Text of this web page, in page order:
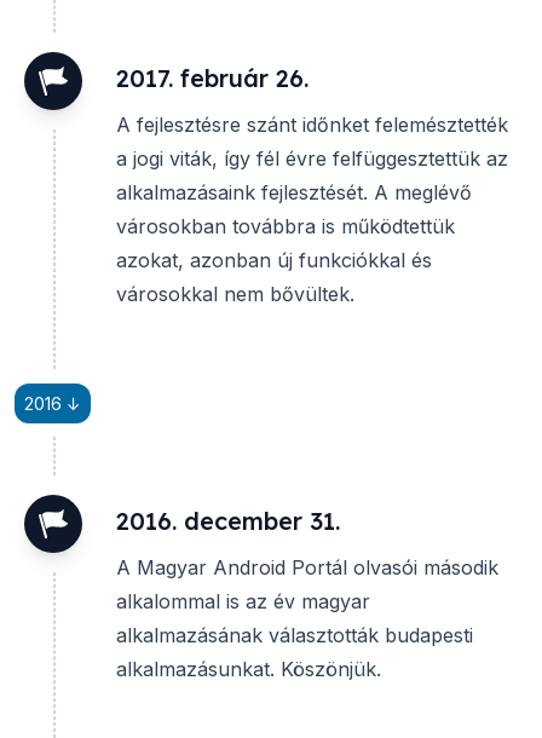
2017. február 26.
A fejlesztésre szánt időnket felemésztették
a jogi viták, így fél évre felfüggesztettük az
alkalmazásaink fejlesztését. A meglévő
városokban továbbra is működtettük
azokat, azonban új funkciókkal és
városokkal nem bővültek.
2016 ↓
2016. december 31.
A Magyar Android Portál olvasói második
alkalommal is az év magyar
alkalmazásának választották budapesti
alkalmazásunkat. Köszönjük.